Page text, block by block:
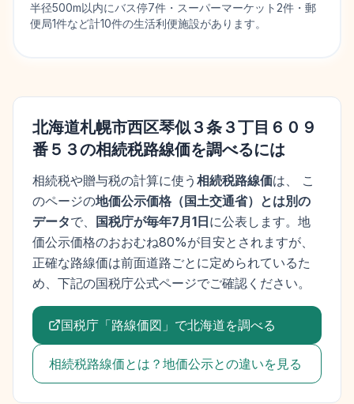
半径500m以内にバス停7件・スーパーマーケット2件・郵
便局1件など計10件の生活利便施設があります。
北海道札幌市西区琴似３条３丁目６０９
番５３の相続税路線価を調べるには
相続税や贈与税の計算に使う 相続税路線価は、 こ
のページの地価公示価格 （ 国土交通省）とは別の
データで、 国税庁が毎年7月1日に公表します。 地
価公示価格のおおむね80%が目安とされますが、
正確な路線価は前面道路ごとに定められているた
め、下記の国税庁公式ページでご確認ください。
国税庁「路線価図」で北海道を調べる
相続税路線価とは？地価公示との違いを見る